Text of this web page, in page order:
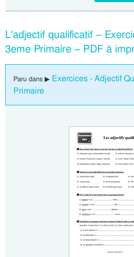
L’adjectif qualificatif –
3eme Primaire – PDF à
Paru dans ▶ Exercices - Adjectif
Primaire